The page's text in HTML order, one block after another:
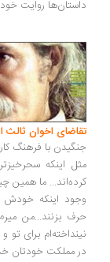
روایت خود را
اخوان ثالث از رهبر
با فرهنگ کار عبثی
اینکه سحرخیزتر از
ما همین چیزها را
اینکه خودش گرجی
بزنند...من میرم رو
برای تو و امثال
مملکت خودتان خدمت